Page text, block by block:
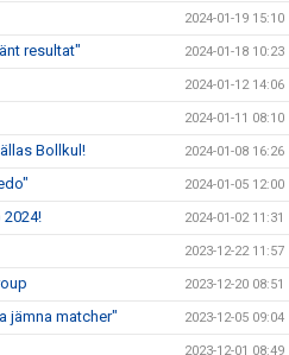
2024-01-19 15:10
resultat" 2024-01-18 10:23
2024-01-12 14:06
2024-01-11 08:10
Bollkul! 2024-01-08 16:26
2024-01-05 12:00
2024! 2024-01-02 11:31
2023-12-22 11:57
2023-12-20 08:51
jämna matcher" 2023-12-05 09:04
2023-12-01 08:49